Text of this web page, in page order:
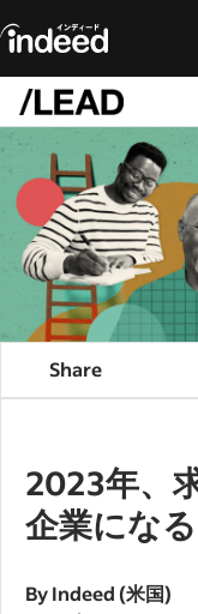
メインコンテンツの開始
Share
2023年、
企業にな
By Indeed (米国)